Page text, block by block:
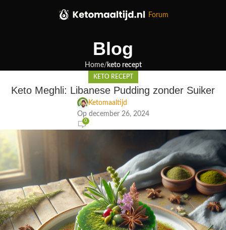
Forum
Blog
Home keto recept
KETO RECEPT
Keto Meghli: Libanese Pudding zonder Suiker
Ketomaaltijd
Op december 26, 2024
0